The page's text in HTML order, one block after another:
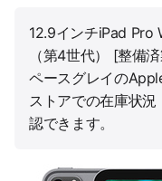
12.9インチiPad Pro
（第4世代） [整備
ペースグレイの
ストアでの在庫状
認できます。